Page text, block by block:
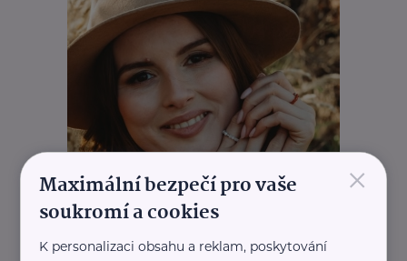
×
Maximální bezpečí pro vaše
soukromí a cookies
K personalizaci obsahu a reklam, poskytování